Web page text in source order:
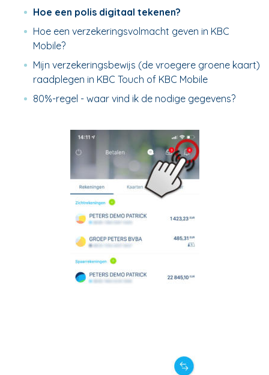
Hoe een polis digitaal tekenen?
Hoe een verzekeringsvolmacht geven in KBC
Mobile?
Mijn verzekeringsbewijs (de vroegere groene kaart)
raadplegen in KBC Touch of KBC Mobile
80%-regel - waar vind ik de nodige gegevens?